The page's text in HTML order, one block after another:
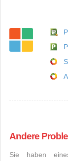
Andere
Sie haben